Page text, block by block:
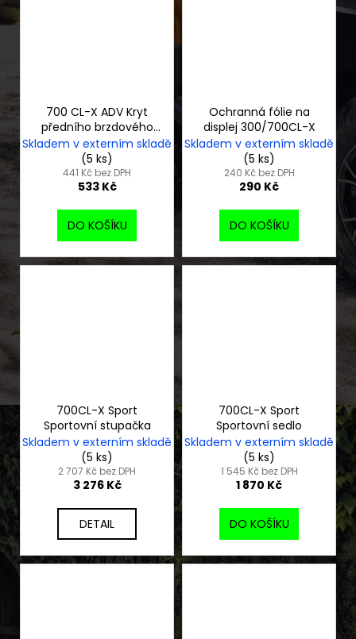
700 CL-X ADV Kryt
předního brzdového
třmenu
Skladem v externím skladě
(5 ks)
441 Kč bez DPH
533 Kč
DO KOŠÍKU
Ochranná fólie na
displej 300/700CL-X
Skladem v externím skladě
(5 ks)
240 Kč bez DPH
290 Kč
DO KOŠÍKU
700CL-X Sport
Sportovní stupačka
Skladem v externím skladě
(5 ks)
2 707 Kč bez DPH
3 276 Kč
DETAIL
700CL-X Sport
Sportovní sedlo
Skladem v externím skladě
(5 ks)
1 545 Kč bez DPH
1 870 Kč
DO KOŠÍKU